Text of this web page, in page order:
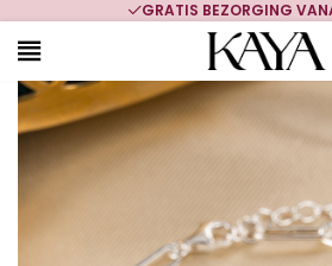
GRATIS BEZORGING